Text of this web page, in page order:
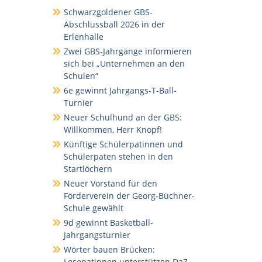
Schwarzgoldener GBS-
Abschlussball 2026 in der
Erlenhalle
Zwei GBS-Jahrgänge informieren
sich bei „Unternehmen an den
Schulen“
6e gewinnt Jahrgangs-T-Ball-
Turnier
Neuer Schulhund an der GBS:
Willkommen, Herr Knopf!
Künftige Schülerpatinnen und
Schülerpaten stehen in den
Startlöchern
Neuer Vorstand für den
Förderverein der Georg-Büchner-
Schule gewählt
9d gewinnt Basketball-
Jahrgangsturnier
Wörter bauen Brücken: